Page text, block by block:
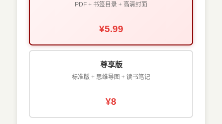
PDF + 书签目录 + 高清封面
¥5.99
尊享版
标准版 + 思维导图 + 读书笔记
¥8